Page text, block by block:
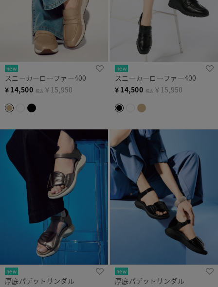
new
スニーカーローファー400
¥ 14,500 税込 ￥15,950
new
スニーカーローファー400
¥ 14,500 税込 ￥15,950
new
厚底パデットサンダル
new
厚底パデットサンダル